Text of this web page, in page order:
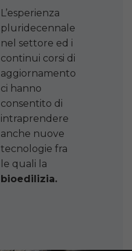
L’esperienza
pluridecennale
nel settore ed i
continui corsi di
aggiornamento
ci hanno
consentito di
intraprendere
anche nuove
tecnologie fra
le quali la
bioedilizia.